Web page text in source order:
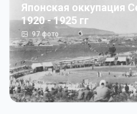
Японская оккупация
1920 - 1925 гг
97 фото